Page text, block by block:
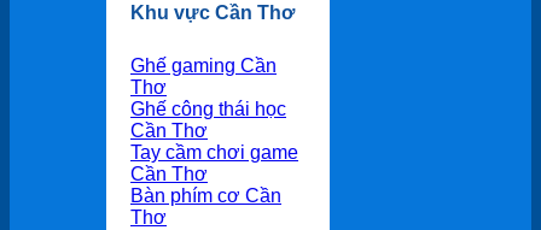
Khu vực Cần Thơ
Ghế gaming Cần
Thơ
Ghế công thái học
Cần Thơ
Tay cầm chơi game
Cần Thơ
Bàn phím cơ Cần
Thơ